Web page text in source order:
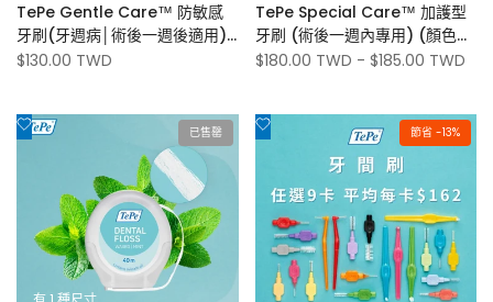
TePe Gentle Care™ 防敏感
牙刷(牙週病│術後一週後適用)
(顏色固定白色)
促
$130.00 TWD
TePe Special Care™ 加護型
牙刷 (術後一週內專用) (顏色固
定紅＆藍色)
促
$180.00 TWD - $185.00 TWD
已售罄
添
願
清
節省 -13%
添
心
願
清
單